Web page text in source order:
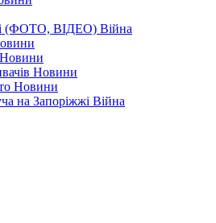
(ФОТО, ВІДЕО) Війна
Новини
Новини
Новини
на Запоріжжі Війна